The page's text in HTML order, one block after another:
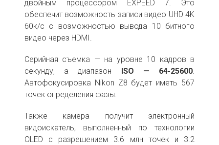
двойным процессором EXPEED 7. Это
обеспечит возможность записи видео UHD 4K
60к/с с возможностью вывода 10 битного
видео через HDMI.
Серийная съемка — на уровне 10 кадров в
секунду, а диапазон
ISO — 64-25600.
Автофокусировка Nikon Z8 будет иметь 567
точек определения фазы.
Также камера получит электронный
видоискатель, выполненный по технологии
OLED с разрешением 3.6 млн точек и 3.2